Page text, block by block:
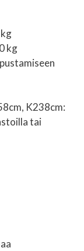
kg
K238cm:
tai